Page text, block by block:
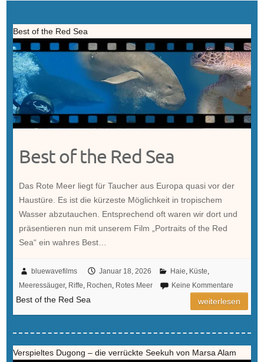
Best of the Red Sea
Best of the Red Sea
Das Rote Meer liegt für Taucher aus Europa quasi vor der
Haustüre. Es ist die kürzeste Möglichkeit in tropischem
Wasser abzutauchen. Entsprechend oft waren wir dort und
präsentieren nun mit unserem Film „Portraits of the Red
Sea“ ein wahres Best…
bluewavefilms Januar 18, 2026 Haie, Küste,
Meeressäuger, Riffe, Rochen, Rotes Meer Keine Kommentare
Best of the Red Sea weiterlesen
Verspieltes Dugong – die verrückte Seekuh von Marsa Alam